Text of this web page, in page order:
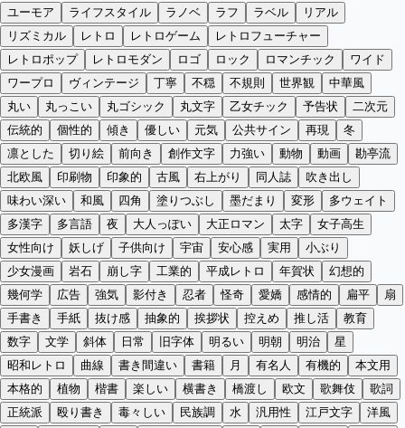
ユーモア
ライフスタイル ラノベ ラフ ラベル
リアル
リズミカル
レトロ レトロゲーム
レトロフューチャー
レトロポップ
レトロモダン ロゴ ロック ロマンチック
ワイド
ワープロ
ヴィンテージ 丁寧 不穏 不規則 世界観
中華風
丸い
丸っこい 丸ゴシック 丸文字 乙女チック 予告状
二次元
伝統的
個性的 傾き 優しい 元気 公共サイン 再現
冬
凛とした
切り絵 前向き 創作文字 力強い 動物 動画
勘亭流
北欧風
印刷物 印象的 古風 右上がり 同人誌
吹き出し
味わい深い
和風 四角 塗りつぶし 墨だまり 変形
多ウェイト
多漢字
多言語 夜 大人っぽい 大正ロマン 太字
女子高生
女性向け
妖しげ 子供向け 宇宙 安心感 実用
小ぶり
少女漫画
岩石 崩し字 工業的 平成レトロ 年賀状
幻想的
幾何学
広告 強気 影付き 忍者 怪奇 愛嬌 感情的 扁平
扇
手書き
手紙 抜け感 抽象的 挨拶状 控えめ 推し活
教育
数字
文学 斜体 日常 旧字体 明るい 明朝 明治
星
昭和レトロ
曲線 書き間違い 書籍 月 有名人 有機的
本文用
本格的
植物 楷書 楽しい 横書き 橋渡し 欧文 歌舞伎
歌詞
正統派
殴り書き 毒々しい 民族調 水 汎用性 江戸文字
洋風